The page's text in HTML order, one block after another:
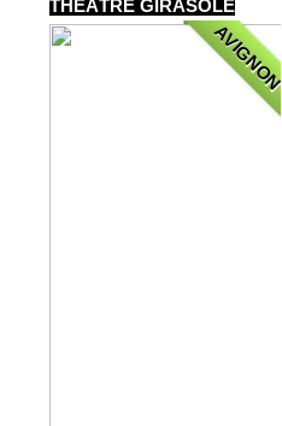
THÉÂTRE GIRASOLE
AVIGNON